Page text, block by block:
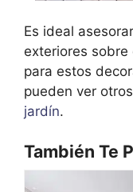
Es ideal
exteriores
para estos
pueden ver
jardín.
También Te